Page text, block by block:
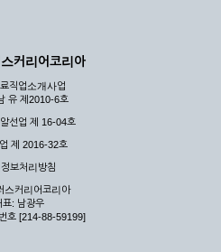
다하여야 합니다.
다. 다만, 관계법령에 의하여 국가
는 경우에는 해당 되지 않습니다.
되는 의견이나 불만이 정당하다고
여야 하며, 즉시 처리가 곤란한 경
니다.
한 모든 관리의 책임이 있으며
커리어코리아
직업소개사업
유 제2010-6호
선업 제 16-04호
제 2016-32호
보처리방침
스커리어코리아
표: 남광우
호 [214-88-59199]